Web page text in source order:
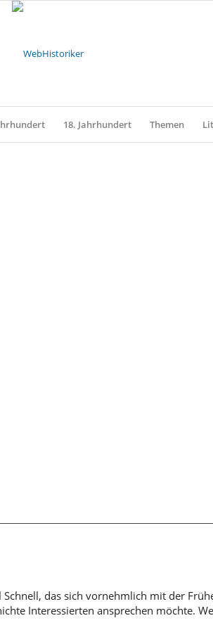
18. Jahrhundert Themen
das sich vornehmlich mit der
Interessierten ansprechen möchte.